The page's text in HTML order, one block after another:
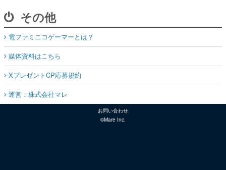
その他
電ファミニコゲーマーとは？
媒体資料はこちら
XプレゼントCP応募規約
運営：株式会社マレ
お問い合わせ
©Mare Inc.